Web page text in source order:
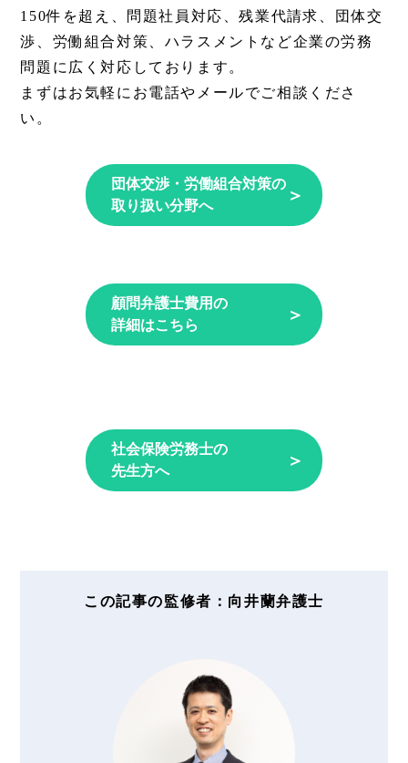
150件を超え、問題社員対応、残業代請求、団体交
渉、労働組合対策、ハラスメントなど企業の労務
問題に広く対応しております。
まずはお気軽にお電話やメールでご相談くださ
い。
団体交渉・労働組合対策の
取り扱い分野へ
＞
顧問弁護士費用の
詳細はこちら
＞
社会保険労務士の
先生方へ
＞
この記事の監修者：向井蘭弁護士